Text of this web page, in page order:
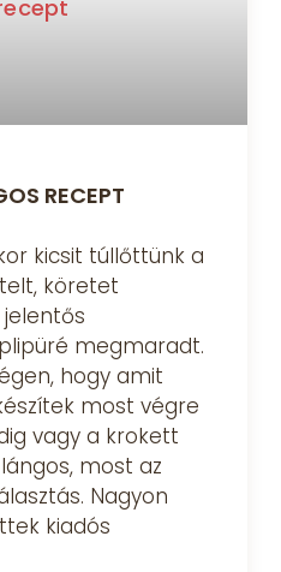
RECEPT
kicsit túllőttünk a
köretet
megmaradt.
hogy amit
most végre
vagy a krokett
most az
Nagyon
kiadós